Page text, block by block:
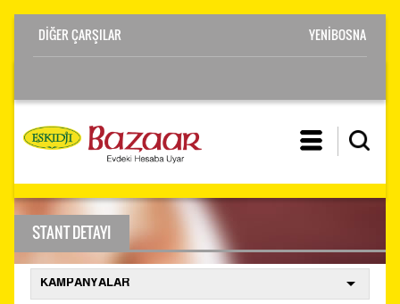
YENİBOSNA
STANT DETAYI